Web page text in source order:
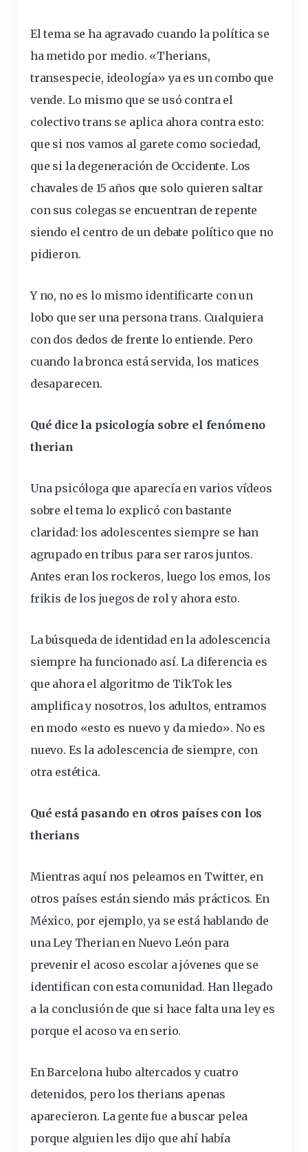
El tema se ha agravado cuando la política se
ha metido por medio. «Therians,
transespecie, ideología» ya es un combo que
vende. Lo mismo que se usó contra el
colectivo trans se aplica ahora contra esto:
que si nos vamos al garete como sociedad,
que si la degeneración de Occidente. Los
chavales de 15 años que solo quieren saltar
con sus colegas se encuentran de repente
siendo el centro de un debate político que no
pidieron.
Y no, no es lo mismo identificarte con un
lobo que ser una persona trans. Cualquiera
con dos dedos de frente lo entiende. Pero
cuando la bronca está servida, los matices
desaparecen.
Qué dice la psicología sobre el fenómeno
therian
Una psicóloga que aparecía en varios vídeos
sobre el tema lo explicó con bastante
claridad: los adolescentes siempre se han
agrupado en tribus para ser raros juntos.
Antes eran los rockeros, luego los emos, los
frikis de los juegos de rol y ahora esto.
La búsqueda de identidad en la adolescencia
siempre ha funcionado así. La diferencia es
que ahora el algoritmo de TikTok les
amplifica y nosotros, los adultos, entramos
en modo «esto es nuevo y da miedo». No es
nuevo. Es la adolescencia de siempre, con
otra estética.
Qué está pasando en otros países con los
therians
Mientras aquí nos peleamos en Twitter, en
otros países están siendo más prácticos. En
México, por ejemplo, ya se está hablando de
una Ley Therian en Nuevo León para
prevenir el acoso escolar a jóvenes que se
identifican con esta comunidad. Han llegado
a la conclusión de que si hace falta una ley es
porque el acoso va en serio.
En Barcelona hubo altercados y cuatro
detenidos, pero los therians apenas
aparecieron. La gente fue a buscar pelea
porque alguien les dijo que ahí había